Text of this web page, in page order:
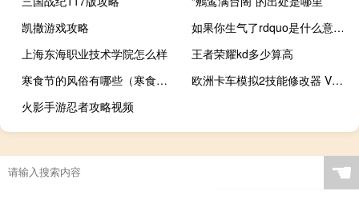
凯撒游戏攻略
如果你生气了rdquo是什么意思？
上海东海职业技术学院怎么样
王者荣耀kd多少算高
寒食节的风俗有哪些（寒食节）
欧洲卡车模拟2技能修改器 V1.4 绿色免费版（欧洲卡车模拟2技能修改器 V1.4 绿色免费版功能简介）
火影手游忍者攻略视频
☚